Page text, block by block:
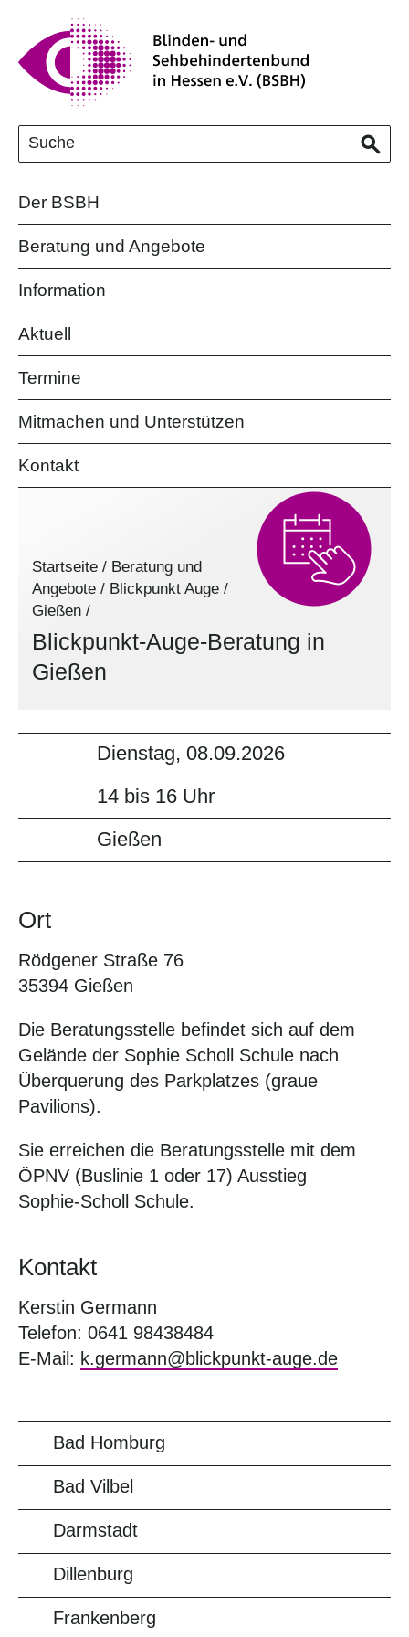
Der BSBH
Beratung und Angebote
Information
Aktuell
Termine
Mitmachen und Unterstützen
Kontakt
Startseite / Beratung und
Angebote / Blickpunkt Auge /
Gießen /
Blickpunkt-Auge-Beratung in
Gießen
Dienstag, 08.09.2026
14 bis 16 Uhr
Gießen
Ort
Rödgener Straße 76
35394 Gießen
Die Beratungsstelle befindet sich auf dem
Gelände der Sophie Scholl Schule nach
Überquerung des Parkplatzes (graue
Pavilions).
Sie erreichen die Beratungsstelle mit dem
ÖPNV (Buslinie 1 oder 17) Ausstieg
Sophie-Scholl Schule.
Kontakt
Kerstin Germann
Telefon: 0641 98438484
E-Mail: k.germann@blickpunkt-auge.de
Bad Homburg
Bad Vilbel
Darmstadt
Dillenburg
Frankenberg